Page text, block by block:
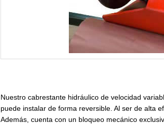
Nuestro cabrestante hidráulico de velocidad
puede instalar de forma reversible. Al ser de alta
Además, cuenta con un bloqueo mecánico